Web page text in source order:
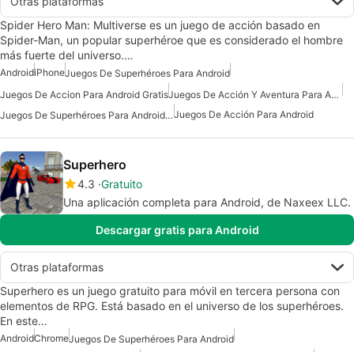
Spider Hero Man: Multiverse es un juego de acción basado en
Spider-Man, un popular superhéroe que es considerado el hombre
más fuerte del universo.…
AndroidiPhoneJuegos De Superhéroes Para Android
Juegos De Accion Para Android Gratis
Juegos De Acción Y Aventura Para Android
Juegos De Superhéroes Para Android GratisJuegos De Acción Para Android
Superhero
4.3 Gratuito
Una aplicación completa para Android, de Naxeex LLC.
Descargar gratis para Android
Otras plataformas
Superhero es un juego gratuito para móvil en tercera persona con
elementos de RPG. Está basado en el universo de los superhéroes.
En este…
AndroidChromeJuegos De Superhéroes Para Android